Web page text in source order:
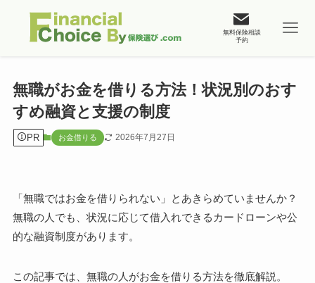
無料保険相談
予約
無職がお金を借りる方法！状況別のおす
すめ融資と支援の制度
PR お金借りる 2026年7月27日
「無職ではお金を借りられない」とあきらめていませんか？
無職の人でも、状況に応じて借入れできるカードローンや公
的な融資制度があります。
この記事では、無職の人がお金を借りる方法を徹底解説。